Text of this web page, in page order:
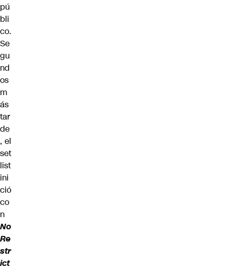
pú
bli
co.
Se
gu
nd
os
m
ás
tar
de
, el
set
list
ini
ció
co
n
No
Re
str
ict